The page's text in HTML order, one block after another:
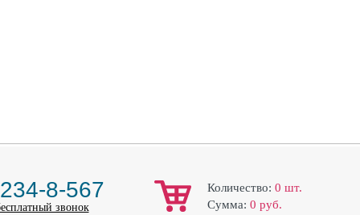
8-567
звонок
Количество: 0 шт.
Cумма: 0 руб.